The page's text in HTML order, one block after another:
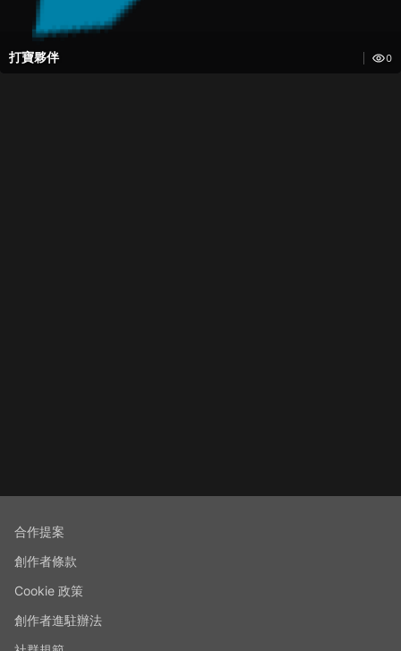
打寶夥伴 0
合作提案
創作者條款
Cookie 政策
創作者進駐辦法